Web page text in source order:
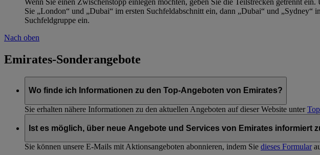
Wenn Sie einen Zwischenstopp einlegen möchten, geben Sie die Teilstrecken getrennt
Sie „London“ und „Dubai“ im ersten Suchfeldabschnitt ein, dann „Dubai“ und
Suchfeldgruppe ein.
Nach oben
Emirates-Sonderangebote
Wo finde ich Informationen zu den Top-Angeboten von Emirates?
Sie erhalten nähere Informationen zu den aktuellen Angeboten auf dieser Website unter
Ist es möglich, über neue Angebote und Services von Emirates informiert
Sie können unsere E-Mails mit Aktionsangeboten abonnieren, indem Sie dieses Formular